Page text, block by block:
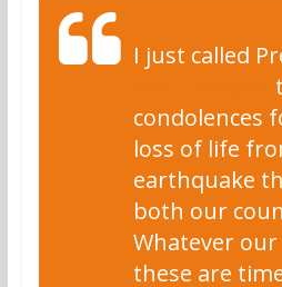
I just called
condolences
loss of life
earthquake
both our
Whatever
these are